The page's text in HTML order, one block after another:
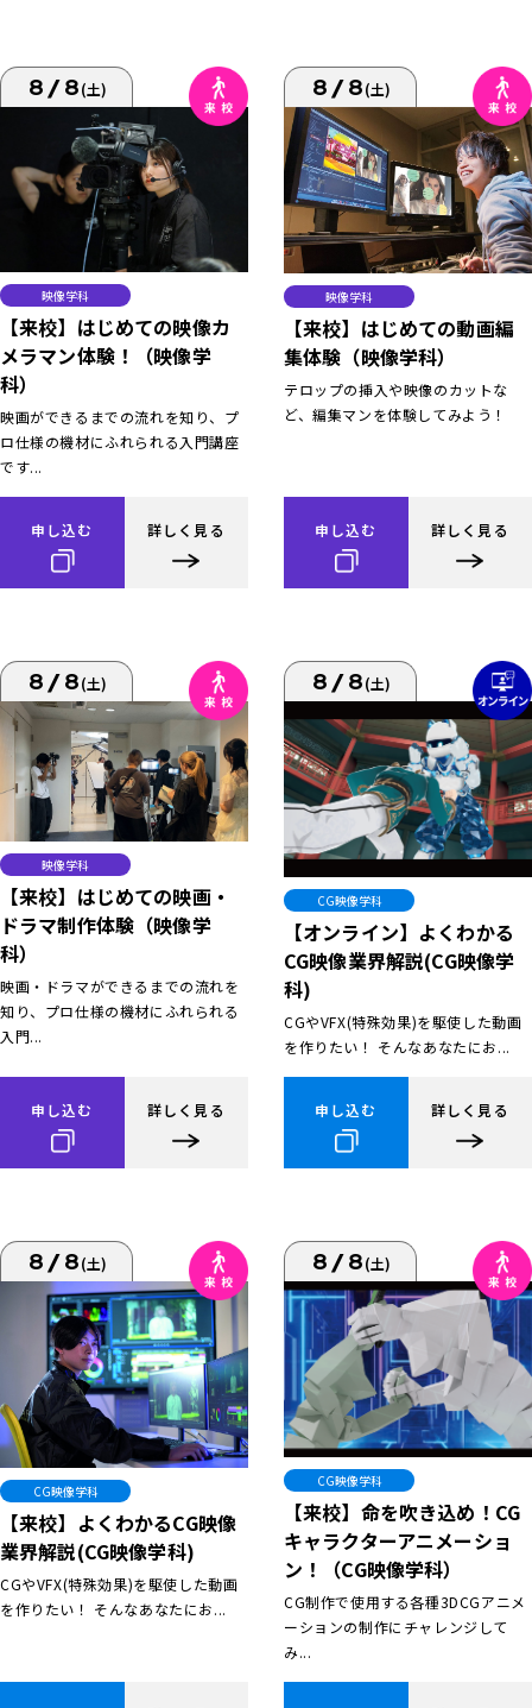
8/8(土)
映像学科
【来校】はじめての映像カ
メラマン体験！（映像学
科）
映画ができるまでの流れを知り、プ
ロ仕様の機材にふれられる入門講座
です...
申し込む 詳しく見る
8/8(土)
映像学科
【来校】はじめての動画編
集体験（映像学科）
テロップの挿入や映像のカットな
ど、編集マンを体験してみよう！
申し込む 詳しく見る
8/8(土)
映像学科
【来校】はじめての映画・
ドラマ制作体験（映像学
科）
映画・ドラマができるまでの流れを
知り、プロ仕様の機材にふれられる
入門...
申し込む 詳しく見る
8/8(土)
CG映像学科
【オンライン】よくわかる
CG映像業界解説(CG映像学
科)
CGやVFX(特殊効果)を駆使した動画
を作りたい！ そんなあなたにお...
申し込む 詳しく見る
8/8(土)
CG映像学科
【来校】よくわかるCG映像
業界解説(CG映像学科)
CGやVFX(特殊効果)を駆使した動画
を作りたい！ そんなあなたにお...
8/8(土)
CG映像学科
【来校】命を吹き込め！CG
キャラクターアニメーショ
ン！（CG映像学科）
CG制作で使用する各種3DCGアニメ
ーションの制作にチャレンジして
み...